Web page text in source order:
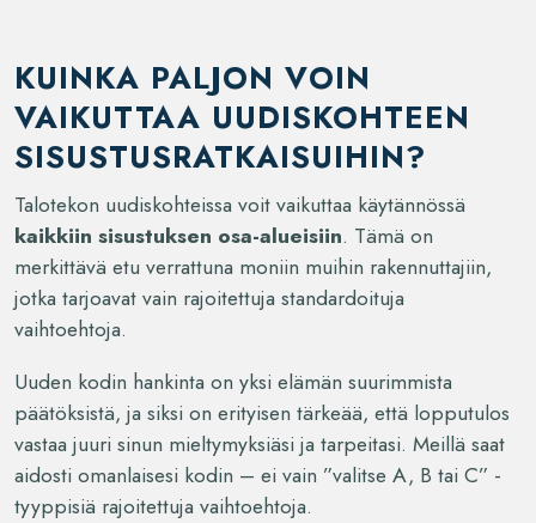
KUINKA PALJON VOIN
VAIKUTTAA UUDISKOHTEEN
SISUSTUSRATKAISUIHIN?
Talotekon uudiskohteissa voit vaikuttaa käytännössä
kaikkiin sisustuksen osa-alueisiin. Tämä on
merkittävä etu verrattuna moniin muihin rakennuttajiin,
jotka tarjoavat vain rajoitettuja standardoituja
vaihtoehtoja.
Uuden kodin hankinta on yksi elämän suurimmista
päätöksistä, ja siksi on erityisen tärkeää, että lopputulos
vastaa juuri sinun mieltymyksiäsi ja tarpeitasi. Meillä saat
aidosti omanlaisesi kodin – ei vain ”valitse A, B tai C” -
tyyppisiä rajoitettuja vaihtoehtoja.